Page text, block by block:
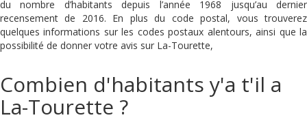
du nombre d’habitants depuis l’année 1968 jusqu’au dernier
recensement de 2016. En plus du code postal, vous trouverez
quelques informations sur les codes postaux alentours, ainsi que la
possibilité de donner votre avis sur La-Tourette,
Combien d'habitants y'a t'il a
La-Tourette ?